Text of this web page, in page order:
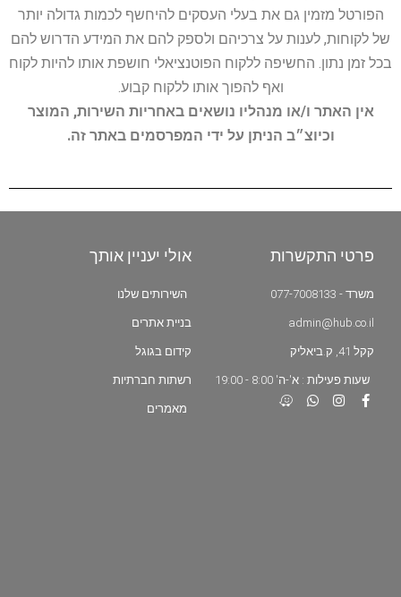
הפורטל מזמין גם את בעלי העסקים להיחשף לכמות גדולה יותר
של לקוחות, לענות על צרכיהם ולספק להם את המידע הדרוש להם
בכל זמן נתון. החשיפה ללקוח הפוטנציאלי חושפת אותו להיות לקוח
ואף להפוך אותו ללקוח קבוע.
אין האתר ו/או מנהליו נושאים באחריות השירות, המוצר
וכיוצ״ב הניתן על ידי המפרסמים באתר זה.
פרטי התקשרות
משרד - 077-7008133
admin@hub.co.il
קקל 41, ק.ביאליק
שעות פעילות : א'-ה' 8:00 - 19:00
אולי יעניין אותך
השירותים שלנו
בניית אתרים
קידום בגוגל
רשתות חברתיות
מאמרים